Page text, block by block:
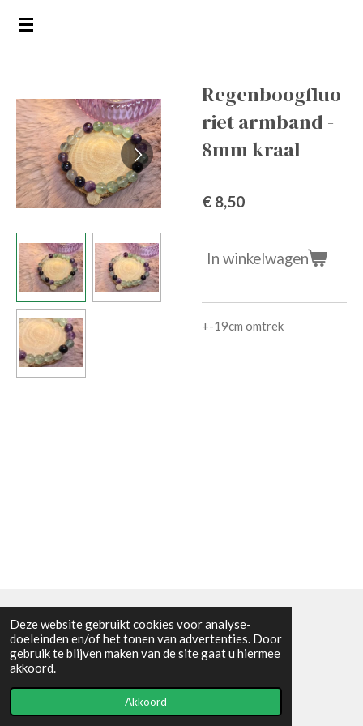
Deze website gebruikt cookies voor analyse-
doeleinden en/of het tonen van advertenties. Door
gebruik te blijven maken van de site gaat u hiermee
akkoord.
Akkoord
Ga
hoofdinhoud
Regenboogfluo
riet armband -
8mm kraal
€ 8,50
In winkelwagen
+-19cm omtrek
Algemene voorwaarden
© 2021 - RC en mineralenshop Het vlinderpad